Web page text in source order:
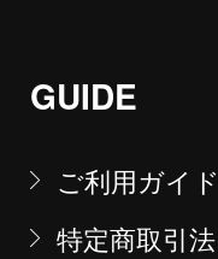
GUIDE
ご利用ガイド
特定商取引